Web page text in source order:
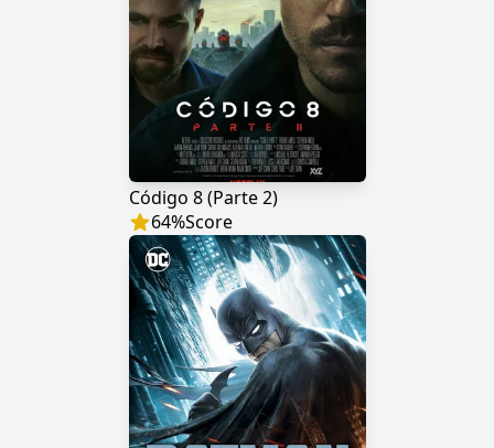
Código 8 (Parte 2)
64%Score